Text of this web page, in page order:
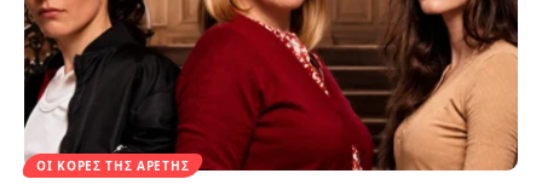
ΟΙ ΚΌΡΕΣ ΤΗΣ ΑΡΕΤΉΣ